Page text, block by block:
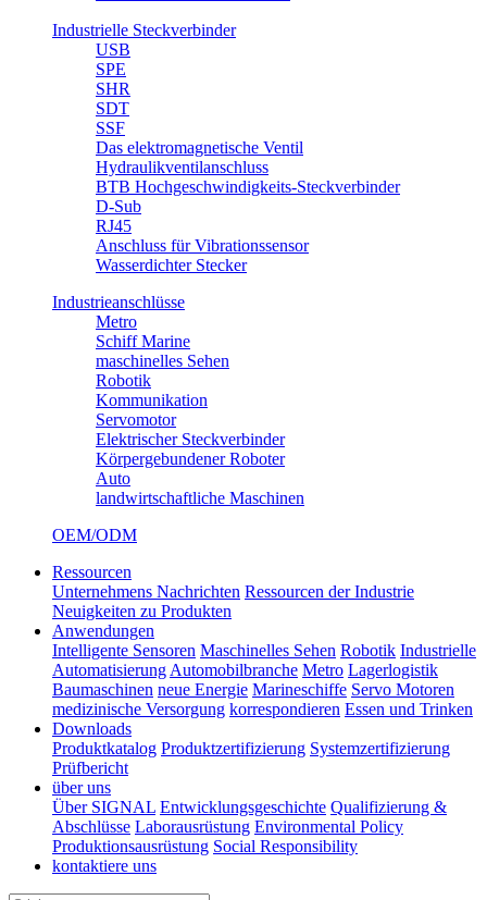
Industrielle Steckverbinder
USB
SPE
SHR
SDT
SSF
Das elektromagnetische Ventil
Hydraulikventilanschluss
BTB Hochgeschwindigkeits-Steckverbinder
D-Sub
RJ45
Anschluss für Vibrationssensor
Wasserdichter Stecker
Industrieanschlüsse
Metro
Schiff Marine
maschinelles Sehen
Robotik
Kommunikation
Servomotor
Elektrischer Steckverbinder
Körpergebundener Roboter
Auto
landwirtschaftliche Maschinen
OEM/ODM
Ressourcen
Unternehmens Nachrichten Ressourcen der Industrie
Neuigkeiten zu Produkten
Anwendungen
Intelligente Sensoren Maschinelles Sehen Robotik Industrielle
Automatisierung Automobilbranche Metro Lagerlogistik
Baumaschinen neue Energie Marineschiffe Servo Motoren
medizinische Versorgung korrespondieren Essen und Trinken
Downloads
Produktkatalog Produktzertifizierung Systemzertifizierung
Prüfbericht
über uns
Über SIGNAL Entwicklungsgeschichte Qualifizierung &
Abschlüsse Laborausrüstung Environmental Policy
Produktionsausrüstung Social Responsibility
kontaktiere uns